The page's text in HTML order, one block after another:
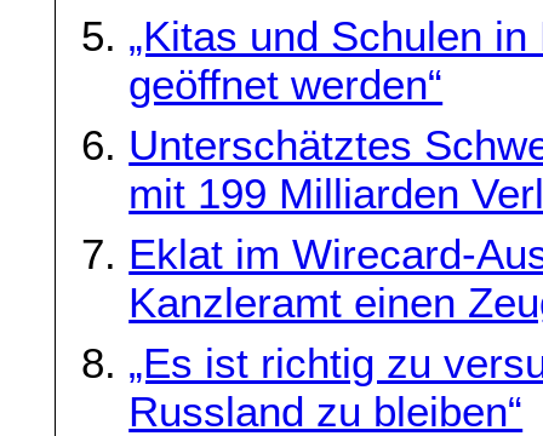
„Kitas und Schulen
geöffnet werden“
Unterschätztes
mit 199 Milliarden
Eklat im Wirecard-
Kanzleramt einen
„Es ist richtig zu
Russland zu bleiben“